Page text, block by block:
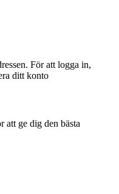
För att logga in,
ditt konto
att ge dig den bästa